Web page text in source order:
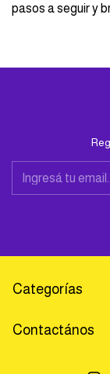
pasos a seguir y
Categorías
Contactános